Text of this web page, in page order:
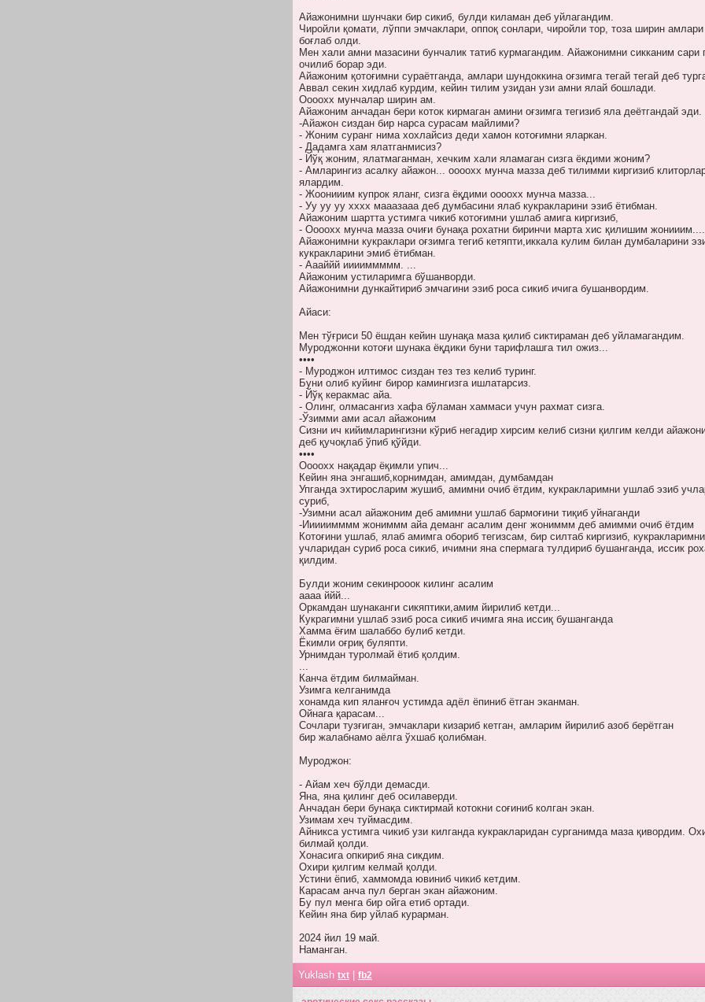
Айажонимни шунчаки бир сикиб, булди киламан деб уйлагандим.
Чиройли қомати, лўппи эмчаклари, оппоқ сонлари, чиройли тор, тоза ширин амлари
боғлаб олди.
Мен хали амни мазасини бунчалик татиб курмагандим. Айажонимни сикканим сари
очилиб борар эди.
Айажоним қотоғимни сураётганда, амлари шундоккина оғзимга тегай тегай деб
Аввал секин хидлаб курдим, кейин тилим узидан узи амни ялай бошлади.
Оооохх мунчалар ширин ам.
Айажоним анчадан бери коток кирмаган амини оғзимга тегизиб яла деётгандай эди.
-Айажон сиздан бир нарса сурасам майлими?
- Жоним суранг нима хохлайсиз деди хамон котоғимни яларкан.
- Дадамга хам ялатганмисиз?
- Йўқ жоним, ялатмаганман, хечким хали яламаган сизга ёкдими жоним?
- Амларингиз асалку айажон... оооохх мунча мазза деб тилимми киргизиб
ялардим.
- Жоонииим купрок яланг, сизга ёқдими оооохх мунча мазза...
- Уу уу уу хххх мааазааа деб думбасини ялаб кукракларини эзиб ётибман.
Айажоним шартта устимга чикиб котоғимни ушлаб амига киргизиб,
- Оооохх мунча мазза очиғи бунақа рохатни биринчи марта хис қилишим жонииим....
Айажонимни кукраклари оғзимга тегиб кетяпти,иккала кулим билан думбаларини
кукракларини эмиб ётибман.
- Аааййй ииииммммм. ...
Айажоним устиларимга бўшанворди.
Айажонимни дункайтириб эмчагини эзиб роса сикиб ичига бушанвордим.
Айаси:
Мен тўғриси 50 ёшдан кейин шунақа маза қилиб сиктираман деб уйламагандим.
Муроджонни котоғи шунака ёқдики буни тарифлашга тил ожиз...
••••
- Муроджон илтимос сиздан тез тез келиб туринг.
Буни олиб куйинг бирор камингизга ишлатарсиз.
- Йўқ керакмас айа.
- Олинг, олмасангиз хафа бўламан хаммаси учун рахмат сизга.
-Ўзимми ами асал айажоним
Сизни ич кийимларингизни кўриб негадир хирсим келиб сизни қилгим келди
деб қучоқлаб ўпиб қўйди.
••••
Оооохх нақадар ёқимли упич...
Кейин яна энгашиб,корнимдан, амимдан, думбамдан
Упганда эхтиросларим жушиб, амимни очиб ётдим, кукракларимни ушлаб эзиб
суриб,
-Узимни асал айажоним деб амимни ушлаб бармоғини тиқиб уйнаганди
-Ииииимммм жониммм айа деманг асалим денг жониммм деб амимми очиб ётдим
Котоғини ушлаб, ялаб амимга обориб тегизсам, бир силтаб киргизиб,
учларидан суриб роса сикиб, ичимни яна спермага тулдириб бушанганда, иссик
қилдим.
Булди жоним секинрооок килинг асалим
аааа ййй...
Оркамдан шунаканги сикяптики,амим йирилиб кетди...
Кукрагимни ушлаб эзиб роса сикиб ичимга яна иссиқ бушанганда
Хамма ёғим шалаббо булиб кетди.
Ёкимли оғриқ буляпти.
Урнимдан туролмай ётиб қолдим.
Канча ётдим билмайман.
Узимга келганимда
хонамда кип яланғоч устимда адёл ёпиниб ётган эканман.
Ойнага қарасам...
Сочлари тузғиган, эмчаклари кизариб кетган, амларим йирилиб азоб берётган
бир жалабнамо аёлга ўхшаб қолибман.
Муроджон:
- Айам хеч бўлди демасди.
Яна, яна қилинг деб осилаверди.
Анчадан бери бунақа сиктирмай котокни соғиниб колган экан.
Узимам хеч туймасдим.
Айникса устимга чикиб узи килганда кукракларидан сурганимда маза қивордим.
билмай қолди.
Хонасига опкириб яна сикдим.
Охири қилгим келмай қолди.
Устини ёпиб, хаммомда ювиниб чикиб кетдим.
Карасам анча пул берган экан айажоним.
Бу пул менга бир ойга етиб ортади.
Кейин яна бир уйлаб курарман.
2024 йил 19 май.
Наманган.
Yuklash txt | fb2